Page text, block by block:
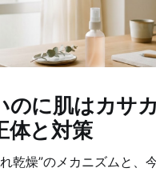
のに肌はカサ
体と対策
乾燥”のメカニズムと、